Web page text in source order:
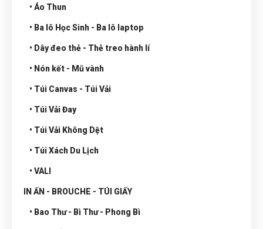
• Áo Thun
• Ba lô Học Sinh - Ba lô laptop
• Dây đeo thẻ - Thẻ treo hành lí
• Nón kết - Mũ vành
• Túi Canvas - Túi Vải
• Túi Vải Đay
• Túi Vải Không Dệt
• Túi Xách Du Lịch
• VALI
IN ẤN - BROUCHE - TÚI GIẤY
• Bao Thư - Bì Thư - Phong Bì